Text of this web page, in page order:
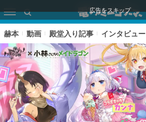
広告をスキップ
赫本 動画 殿堂入り記事 インタビュー